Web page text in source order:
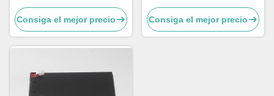
de.8V 23Ah para carretillas
elevadoras eléctricas
Consiga el mejor precio
26650
Consiga el mejor precio